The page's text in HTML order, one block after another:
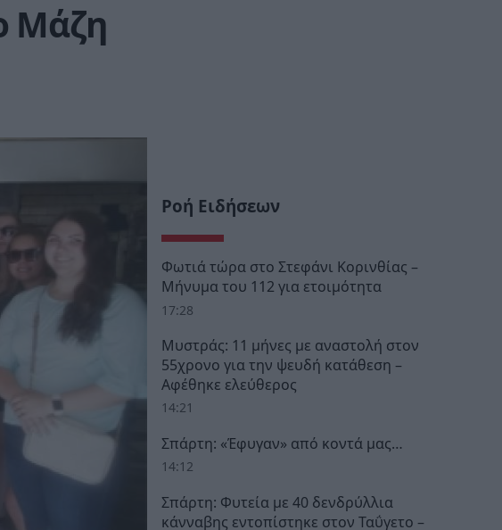
Μάζη
Ροή Ειδήσεων
Φωτιά τώρα στο Στεφάνι Κορινθίας –
Μήνυμα του 112 για ετοιμότητα
17:28
Μυστράς: 11 μήνες με αναστολή στον
55χρονο για την ψευδή κατάθεση –
Αφέθηκε ελεύθερος
14:21
Σπάρτη: «Έφυγαν» από κοντά μας…
14:12
Σπάρτη: Φυτεία με 40 δενδρύλλια
κάνναβης εντοπίστηκε στον Ταΰγετο –